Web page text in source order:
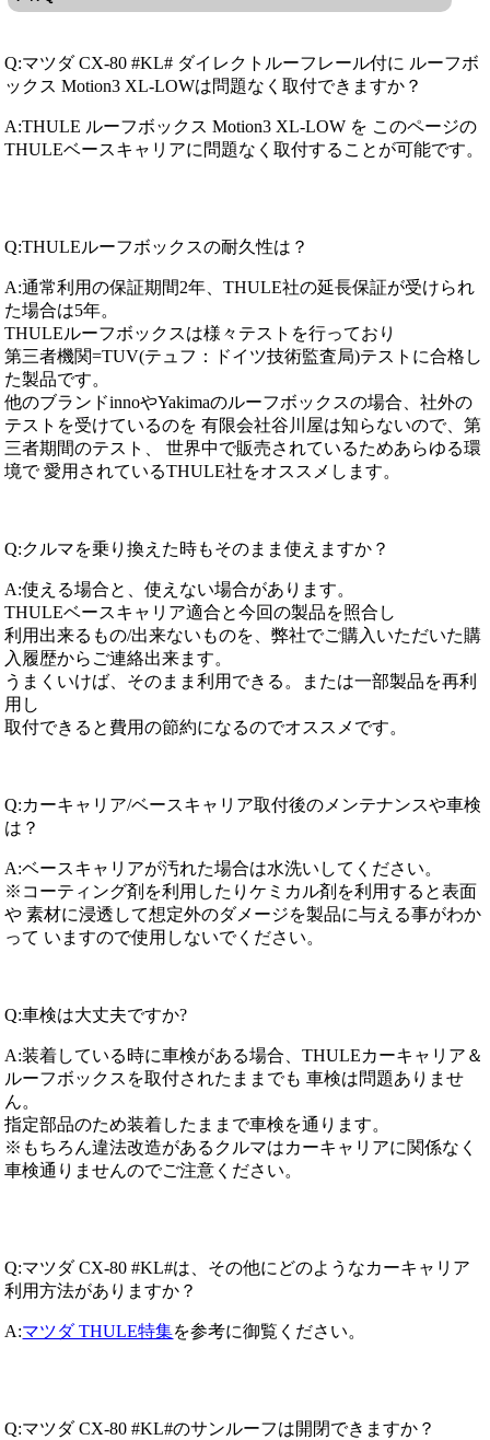
Q:マツダ CX-80 #KL# ダイレクトルーフレール付に ルーフボ
ックス Motion3 XL-LOWは問題なく取付できますか？
A:THULE ルーフボックス Motion3 XL-LOW を このページの
THULEベースキャリアに問題なく取付することが可能です。
Q:THULEルーフボックスの耐久性は？
A:通常利用の保証期間2年、THULE社の延長保証が受けられ
た場合は5年。
THULEルーフボックスは様々テストを行っており
第三者機関=TUV(テュフ：ドイツ技術監査局)テストに合格し
た製品です。
他のブランドinnoやYakimaのルーフボックスの場合、社外の
テストを受けているのを 有限会社谷川屋は知らないので、第
三者期間のテスト、 世界中で販売されているためあらゆる環
境で 愛用されているTHULE社をオススメします。
Q:クルマを乗り換えた時もそのまま使えますか？
A:使える場合と、使えない場合があります。
THULEベースキャリア適合と今回の製品を照合し
利用出来るもの/出来ないものを、弊社でご購入いただいた購
入履歴からご連絡出来ます。
うまくいけば、そのまま利用できる。または一部製品を再利
用し
取付できると費用の節約になるのでオススメです。
Q:カーキャリア/ベースキャリア取付後のメンテナンスや車検
は？
A:ベースキャリアが汚れた場合は水洗いしてください。
※コーティング剤を利用したりケミカル剤を利用すると表面
や 素材に浸透して想定外のダメージを製品に与える事がわか
って いますので使用しないでください。
Q:車検は大丈夫ですか?
A:装着している時に車検がある場合、THULEカーキャリア＆
ルーフボックスを取付されたままでも 車検は問題ありませ
ん。
指定部品のため装着したままで車検を通ります。
※もちろん違法改造があるクルマはカーキャリアに関係なく
車検通りませんのでご注意ください。
Q:マツダ CX-80 #KL#は、その他にどのようなカーキャリア
利用方法がありますか？
A:マツダ THULE特集を参考に御覧ください。
Q:マツダ CX-80 #KL#のサンルーフは開閉できますか？